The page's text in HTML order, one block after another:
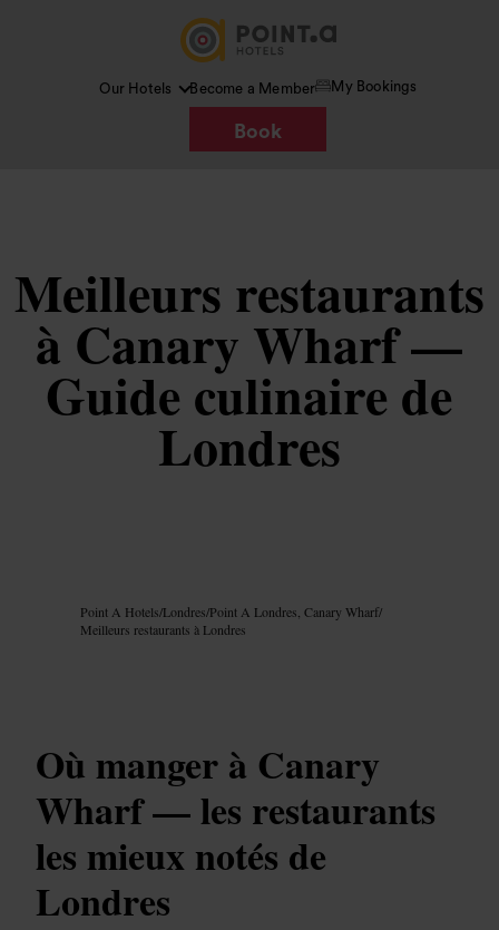
Our Hotels Become a Member My Bookings
Book
Meilleurs restaurants
à Canary Wharf —
Guide culinaire de
Londres
Point A Hotels/Londres/Point A Londres, Canary Wharf/
Meilleurs restaurants à Londres
Où manger à Canary
Wharf — les restaurants
les mieux notés de
Londres